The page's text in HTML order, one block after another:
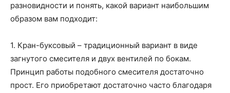
разновидности и понять, какой вариант наибольшим
образом вам подходит:
1. Кран-буксовый – традиционный вариант в виде
загнутого смесителя и двух вентилей по бокам.
Принцип работы подобного смесителя достаточно
прост. Его приобретают достаточно часто благодаря